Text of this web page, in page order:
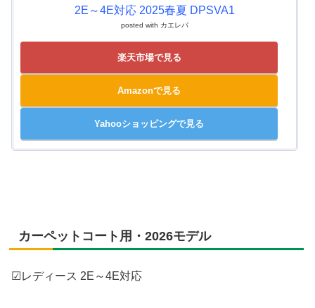
2E～4E対応 2025春夏 DPSVA1
posted with カエレバ
楽天市場で見る
Amazonで見る
Yahooショッピングで見る
カーペットコート用・2026モデル
☑レディース 2E～4E対応